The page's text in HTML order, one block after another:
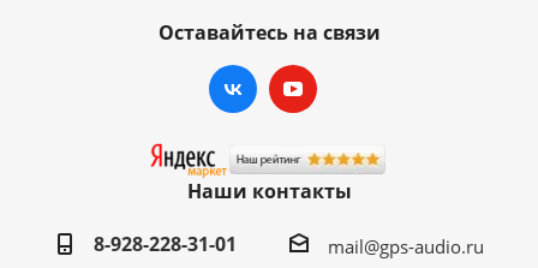
Оставайтесь на связи
Наши контакты
8-928-228-31-01
mail@gps-audio.ru